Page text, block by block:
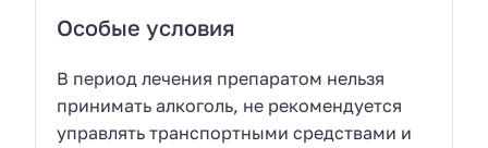
Особые условия
В период лечения препаратом нельзя
принимать алкоголь, не рекомендуется
управлять транспортными средствами и